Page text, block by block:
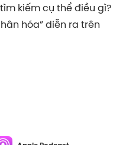
kiếm cụ thể điều gì?
hóa” diễn ra trên
nào về tập podcast
và đáng giá ở dưới
vào 19h tối thứ 6,
Zét.